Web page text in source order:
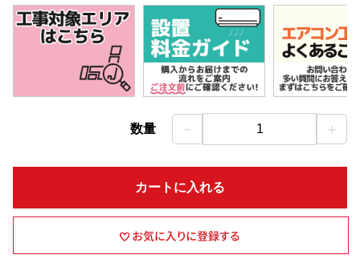
数量 － 1 ＋
カートに入れる